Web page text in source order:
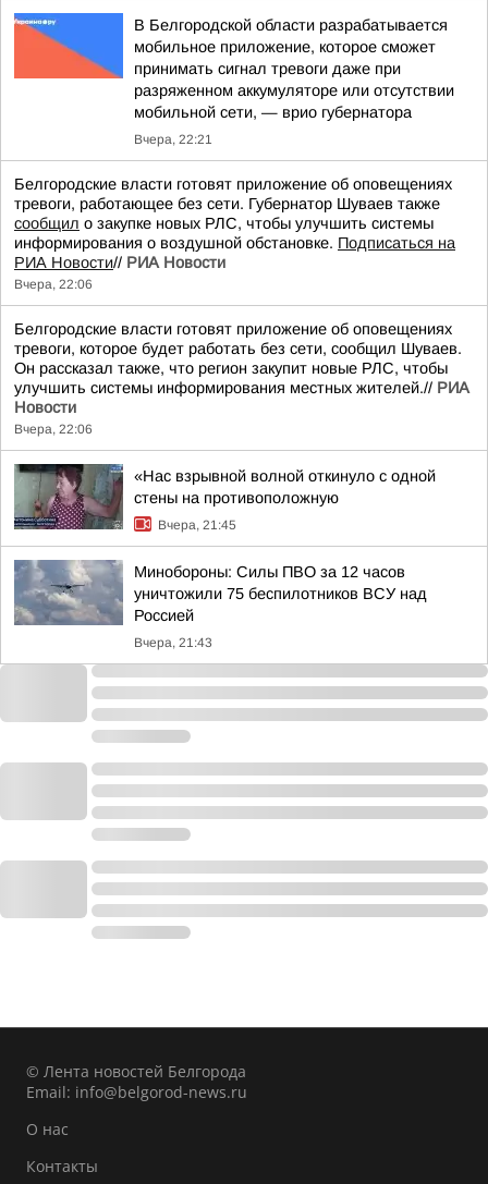
В Белгородской области разрабатывается
мобильное приложение, которое сможет
принимать сигнал тревоги даже при
разряженном аккумуляторе или отсутствии
мобильной сети, — врио губернатора
Вчера, 22:21
Белгородские власти готовят приложение об оповещениях
тревоги, работающее без сети. Губернатор Шуваев также
сообщил о закупке новых РЛС, чтобы улучшить системы
информирования о воздушной обстановке. Подписаться на
РИА Новости// РИА Новости
Вчера, 22:06
Белгородские власти готовят приложение об оповещениях
тревоги, которое будет работать без сети, сообщил Шуваев.
Он рассказал также, что регион закупит новые РЛС, чтобы
улучшить системы информирования местных жителей.// РИА
Новости
Вчера, 22:06
«Нас взрывной волной откинуло с одной
стены на противоположную
Вчера, 21:45
Минобороны: Силы ПВО за 12 часов
уничтожили 75 беспилотников ВСУ над
Россией
Вчера, 21:43
© Лента новостей Белгорода
Email: info@belgorod-news.ru
О нас
Контакты